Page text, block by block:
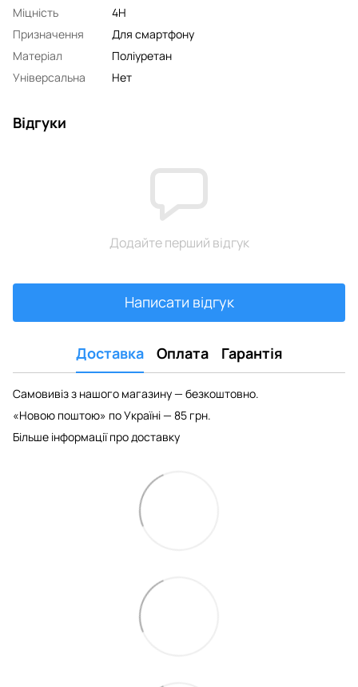
Міцність
4H
Призначення
Для смартфону
Матеріал
Поліуретан
Універсальна
Нет
Відгуки
Додайте перший відгук
Написати відгук
Доставка Оплата Гарантія
Самовивіз з нашого магазину — безкоштовно.
«Новою поштою» по Україні — 85 грн.
Більше інформації про доставку